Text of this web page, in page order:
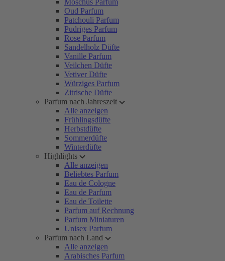
Moschus Parfum
Oud Parfum
Patchouli Parfum
Pudriges Parfum
Rose Parfum
Sandelholz Düfte
Vanille Parfum
Veilchen Düfte
Vetiver Düfte
Würziges Parfum
Zitrische Düfte
Parfum nach Jahreszeit
Alle anzeigen
Frühlingsdüfte
Herbstdüfte
Sommerdüfte
Winterdüfte
Highlights
Alle anzeigen
Beliebtes Parfum
Eau de Cologne
Eau de Parfum
Eau de Toilette
Parfum auf Rechnung
Parfum Miniaturen
Unisex Parfum
Parfum nach Land
Alle anzeigen
Arabisches Parfum